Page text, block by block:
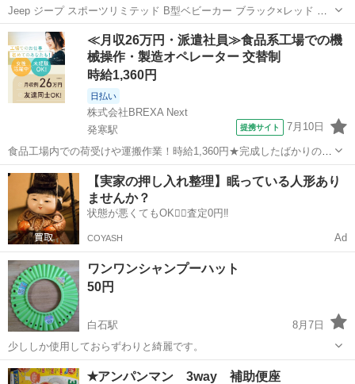
Jeep ジープ スポーツリミテッド B型ベビーカー ブラック×レッド フ
ロントバー付き J is for Jeep Sports Limited ​■商品情報 ・ブランド：
Jeep（ジープ） / ティーレックス（T-RE...
北海道 札幌市 白石駅 ベビー用品
≪月収26万円・派遣社員≫食品系工場での機
械操作・製造オペレーター 交替制
時給1,360円
日払い
株式会社BREXA Next
発寒駅
提携サイト 7月10日
食品工場内での荷受けや運搬作業！時給1,360円★完成したばかりの新
しい工場での勤務◎空調完備で1年中快適作業★日払い制度あり！マイ
カー通勤可！工場敷地内無料駐車場あり！休出ほぼなし！《北海道札
幌市手稲区》 人気の工場のお...
北海道 札幌市 発寒駅 その他
【実家の押し入れ整理】眠っている人形あり
ませんか？
状態が悪くてもOK🙆‍♀️査定0円‼️
COYASH Ad
ワンワンシャンプーハット
50円
白石駅
8月7日
少ししか使用しておらずわりと綺麗です。
北海道 札幌市 白石駅
✭アンパンマン 3way 補助便座